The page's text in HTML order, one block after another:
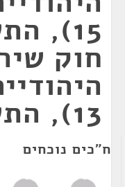
חוק
13), התשס"ח-2008
ח"כים נוכחים